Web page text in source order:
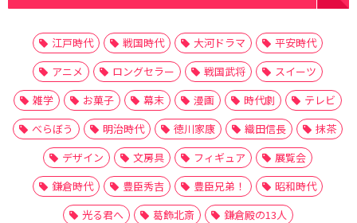
江戸時代 戦国時代 大河ドラマ
平安時代
アニメ
ロングセラー 戦国武将
スイーツ
雑学
お菓子 幕末 漫画 時代劇
テレビ
べらぼう
明治時代 徳川家康 織田信長
抹茶
デザイン
文房具 フィギュア
展覧会
鎌倉時代
豊臣秀吉 豊臣兄弟！
昭和時代
光る君へ
葛飾北斎 鎌倉殿の13人